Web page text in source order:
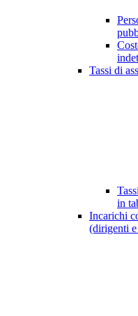
Tassi di
in
Incarichi
(dirigenti